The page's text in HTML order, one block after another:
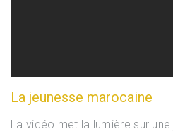
La jeunesse marocaine
La vidéo met la lumière sur